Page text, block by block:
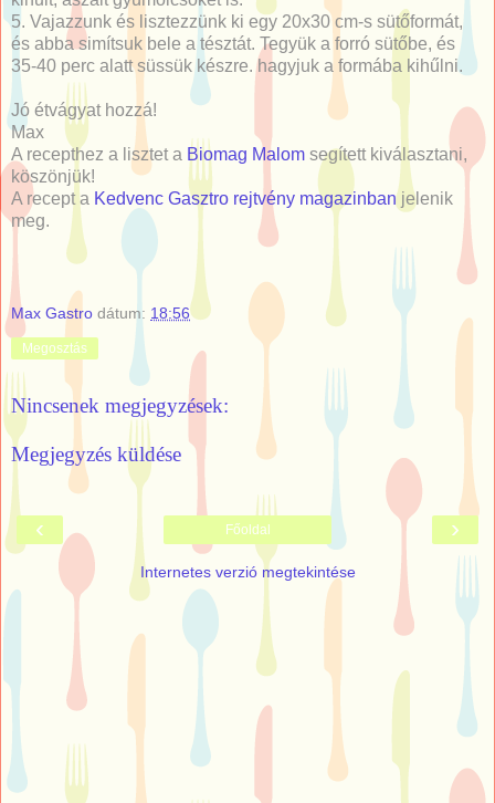
5. Vajazzunk és lisztezzünk ki egy 20x30 cm-s sütőformát,
és abba simítsuk bele a tésztát. Tegyük a forró sütőbe, és
35-40 perc alatt süssük készre. hagyjuk a formába kihűlni.
Jó étvágyat hozzá!
Max
A recepthez a lisztet a Biomag Malom segített kiválasztani,
köszönjük!
A recept a Kedvenc Gasztro rejtvény magazinbanjelenik
meg.
Max Gastro dátum: 18:56
Megosztás
Nincsenek megjegyzések:
Megjegyzés küldése
‹ ›
Főoldal
Internetes verzió megtekintése